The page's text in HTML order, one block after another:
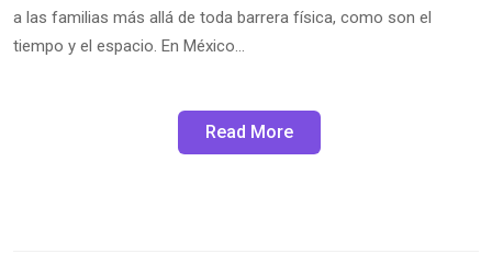
a las familias más allá de toda barrera física, como son el
tiempo y el espacio. En México…
Read More